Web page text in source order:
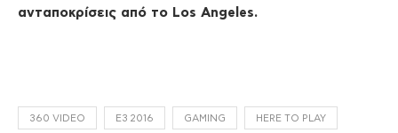
ανταποκρίσεις από το Los Angeles.
360 VIDEO E3 2016 GAMING HERE TO PLAY